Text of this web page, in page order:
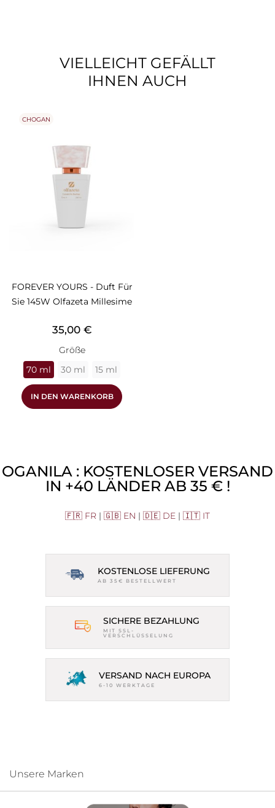
VIELLEICHT GEFÄLLT
IHNEN AUCH
FOREVER YOURS - Duft Für
Sie 145W Olfazeta Millesime
Preis
35,00 €
Größe
70 ml
30 ml 15 ml
IN DEN WARENKORB
CHOGAN
OGANILA : KOSTENLOSER VERSAND
IN +40 LÄNDER AB 35 € !
🇫🇷 FR | 🇬🇧 EN | 🇩🇪 DE | 🇮🇹 IT
KOSTENLOSE LIEFERUNG
AB 35€ BESTELLWERT
SICHERE BEZAHLUNG
MIT SSL-
VERSCHLÜSSELUNG
VERSAND NACH EUROPA
6-10 WERKTAGE
Unsere Marken